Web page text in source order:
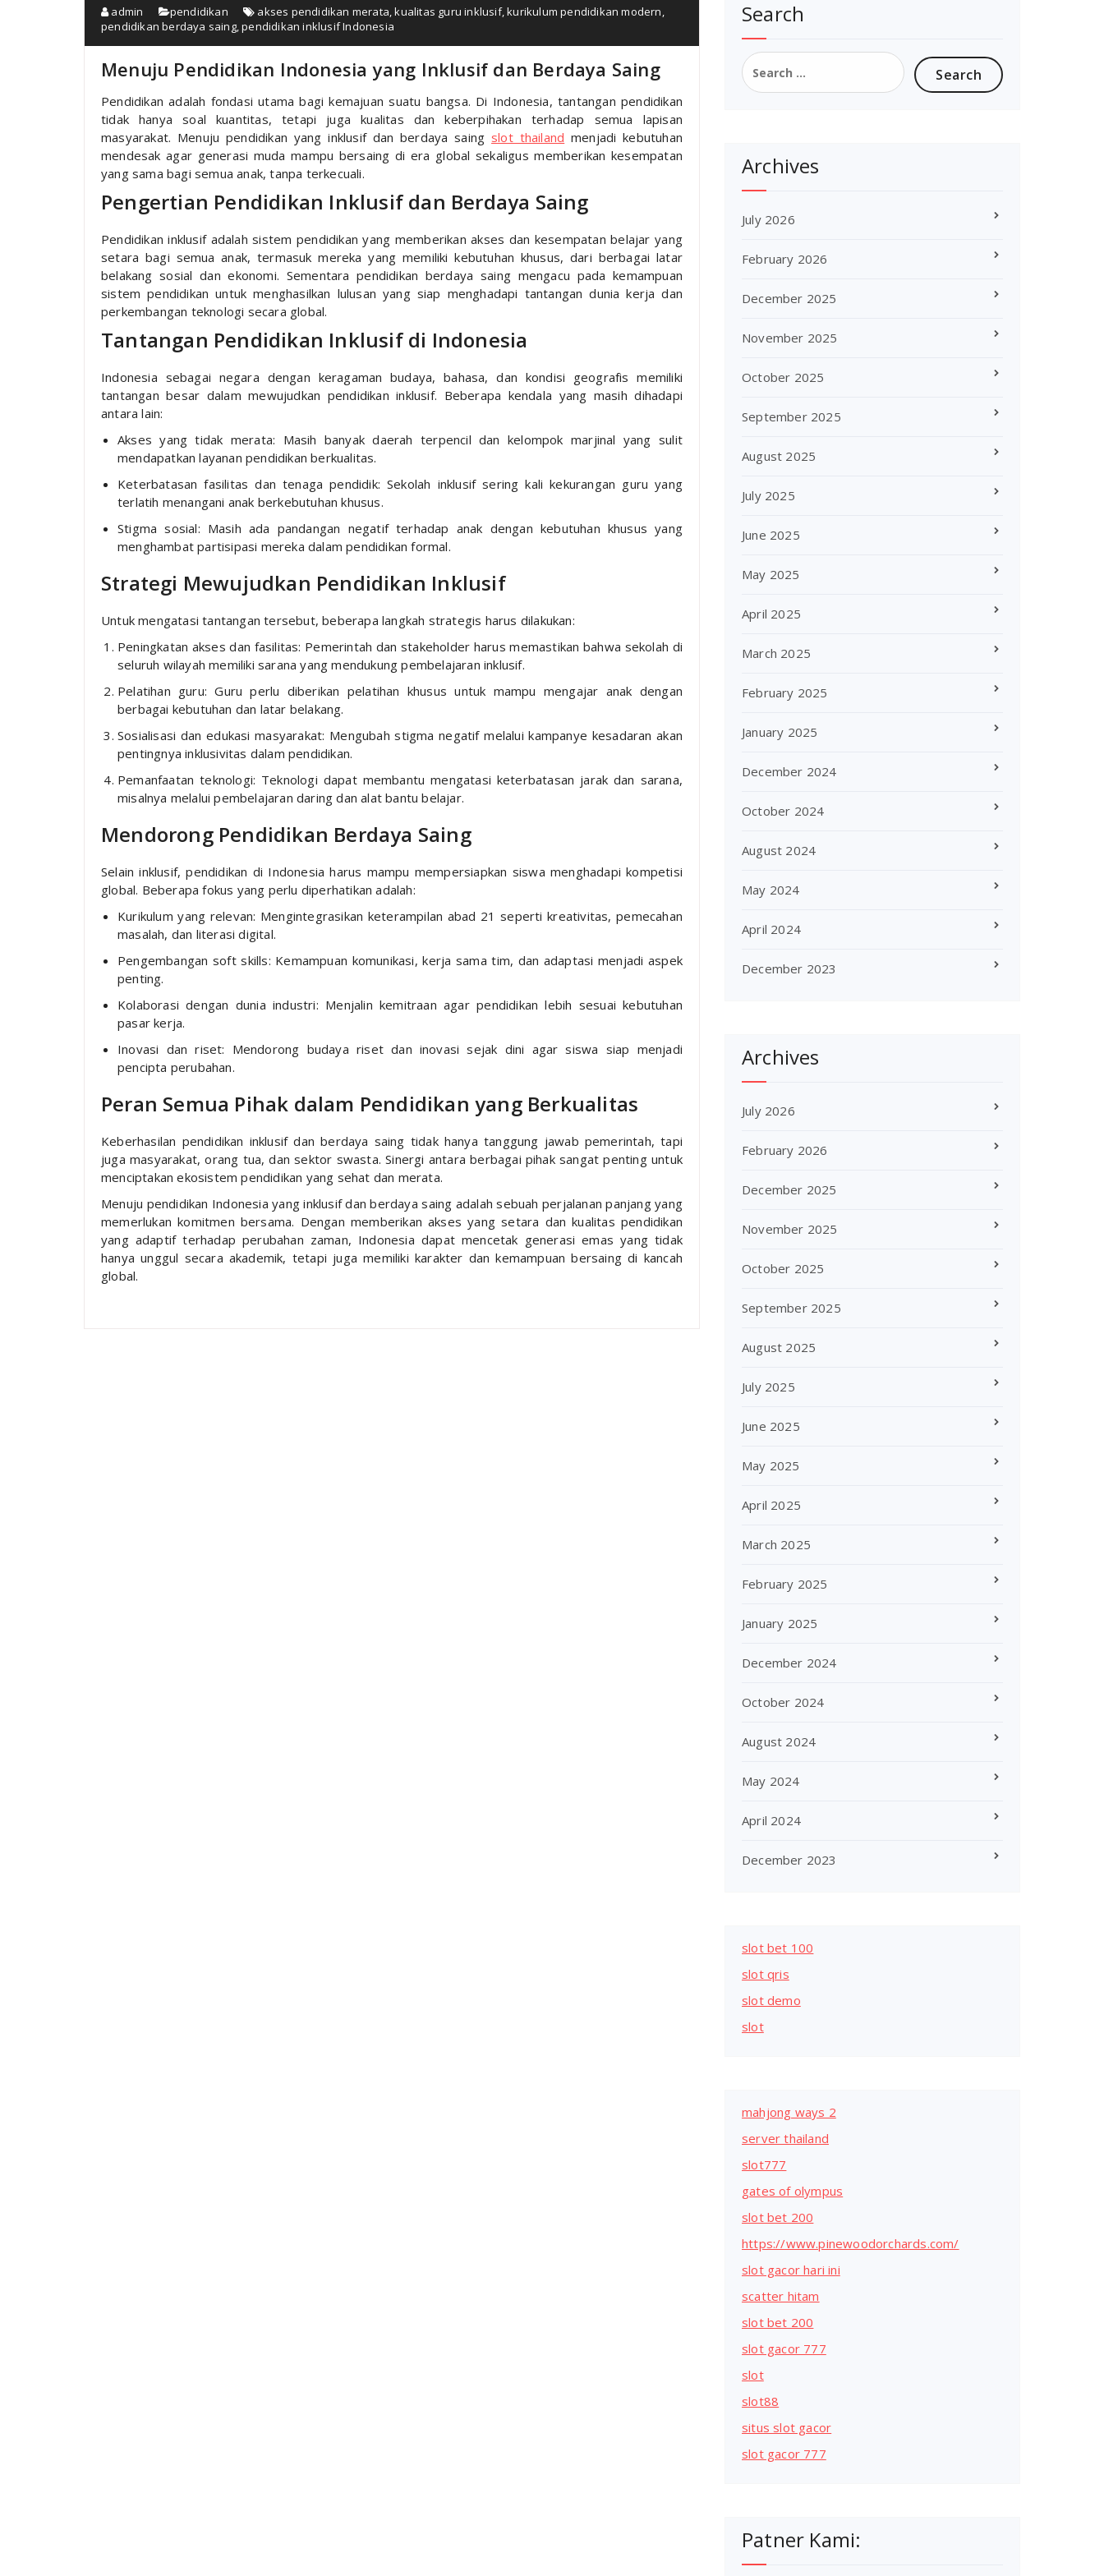
admin pendidikan akses pendidikan merata,kualitas guru inklusif,kurikulum pendidikan modern,
pendidikan berdaya saing,pendidikan inklusif Indonesia
Menuju Pendidikan Indonesia yang Inklusif dan Berdaya Saing
Pendidikan adalah fondasi utama bagi kemajuan suatu bangsa. Di Indonesia, tantangan pendidikan
tidak hanya soal kuantitas, tetapi juga kualitas dan keberpihakan terhadap semua lapisan
masyarakat. Menuju pendidikan yang inklusif dan berdaya saing slot thailand menjadi kebutuhan
mendesak agar generasi muda mampu bersaing di era global sekaligus memberikan kesempatan
yang sama bagi semua anak, tanpa terkecuali.
Pengertian Pendidikan Inklusif dan Berdaya Saing
Pendidikan inklusif adalah sistem pendidikan yang memberikan akses dan kesempatan belajar yang
setara bagi semua anak, termasuk mereka yang memiliki kebutuhan khusus, dari berbagai latar
belakang sosial dan ekonomi. Sementara pendidikan berdaya saing mengacu pada kemampuan
sistem pendidikan untuk menghasilkan lulusan yang siap menghadapi tantangan dunia kerja dan
perkembangan teknologi secara global.
Tantangan Pendidikan Inklusif di Indonesia
Indonesia sebagai negara dengan keragaman budaya, bahasa, dan kondisi geografis memiliki
tantangan besar dalam mewujudkan pendidikan inklusif. Beberapa kendala yang masih dihadapi
antara lain:
Akses yang tidak merata: Masih banyak daerah terpencil dan kelompok marjinal yang sulit
mendapatkan layanan pendidikan berkualitas.
Keterbatasan fasilitas dan tenaga pendidik: Sekolah inklusif sering kali kekurangan guru yang
terlatih menangani anak berkebutuhan khusus.
Stigma sosial: Masih ada pandangan negatif terhadap anak dengan kebutuhan khusus yang
menghambat partisipasi mereka dalam pendidikan formal.
Strategi Mewujudkan Pendidikan Inklusif
Untuk mengatasi tantangan tersebut, beberapa langkah strategis harus dilakukan:
Peningkatan akses dan fasilitas: Pemerintah dan stakeholder harus memastikan bahwa sekolah di
seluruh wilayah memiliki sarana yang mendukung pembelajaran inklusif.
Pelatihan guru: Guru perlu diberikan pelatihan khusus untuk mampu mengajar anak dengan
berbagai kebutuhan dan latar belakang.
Sosialisasi dan edukasi masyarakat: Mengubah stigma negatif melalui kampanye kesadaran akan
pentingnya inklusivitas dalam pendidikan.
Pemanfaatan teknologi: Teknologi dapat membantu mengatasi keterbatasan jarak dan sarana,
misalnya melalui pembelajaran daring dan alat bantu belajar.
Mendorong Pendidikan Berdaya Saing
Selain inklusif, pendidikan di Indonesia harus mampu mempersiapkan siswa menghadapi kompetisi
global. Beberapa fokus yang perlu diperhatikan adalah:
Kurikulum yang relevan: Mengintegrasikan keterampilan abad 21 seperti kreativitas, pemecahan
masalah, dan literasi digital.
Pengembangan soft skills: Kemampuan komunikasi, kerja sama tim, dan adaptasi menjadi aspek
penting.
Kolaborasi dengan dunia industri: Menjalin kemitraan agar pendidikan lebih sesuai kebutuhan
pasar kerja.
Inovasi dan riset: Mendorong budaya riset dan inovasi sejak dini agar siswa siap menjadi
pencipta perubahan.
Peran Semua Pihak dalam Pendidikan yang Berkualitas
Keberhasilan pendidikan inklusif dan berdaya saing tidak hanya tanggung jawab pemerintah, tapi
juga masyarakat, orang tua, dan sektor swasta. Sinergi antara berbagai pihak sangat penting untuk
menciptakan ekosistem pendidikan yang sehat dan merata.
Menuju pendidikan Indonesia yang inklusif dan berdaya saing adalah sebuah perjalanan panjang yang
memerlukan komitmen bersama. Dengan memberikan akses yang setara dan kualitas pendidikan
yang adaptif terhadap perubahan zaman, Indonesia dapat mencetak generasi emas yang tidak
hanya unggul secara akademik, tetapi juga memiliki karakter dan kemampuan bersaing di kancah
global.
Search
Search
for:
Archives
July 2026
February 2026
December 2025
November 2025
October 2025
September 2025
August 2025
July 2025
June 2025
May 2025
April 2025
March 2025
February 2025
January 2025
December 2024
October 2024
August 2024
May 2024
April 2024
December 2023
Archives
July 2026
February 2026
December 2025
November 2025
October 2025
September 2025
August 2025
July 2025
June 2025
May 2025
April 2025
March 2025
February 2025
January 2025
December 2024
October 2024
August 2024
May 2024
April 2024
December 2023
slot bet 100
slot qris
slot demo
slot
mahjong ways 2
server thailand
slot777
gates of olympus
slot bet 200
https://www.pinewoodorchards.com/
slot gacor hari ini
scatter hitam
slot bet 200
slot gacor 777
slot
slot88
situs slot gacor
slot gacor 777
Patner Kami: